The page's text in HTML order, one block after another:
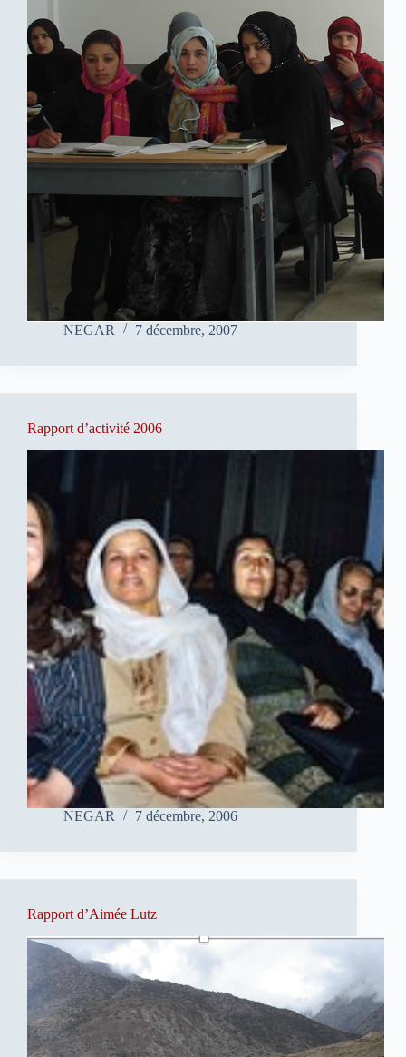
NEGAR 7 décembre, 2007
Rapport d’activité 2006
NEGAR 7 décembre, 2006
Rapport d’Aimée Lutz